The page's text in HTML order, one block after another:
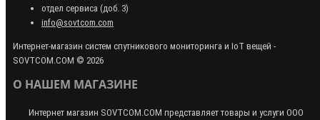
отдел сервиса (доб. 3)
info@sovtcom.com
Интернет-магазин систем спутникового мониторинга и IoT вещей -
SOVTCOM.COM © 2026
О НАШЕМ МАГАЗИНЕ
Интернет магазин SOVTCOM.COM представляет товары и услуги ООО